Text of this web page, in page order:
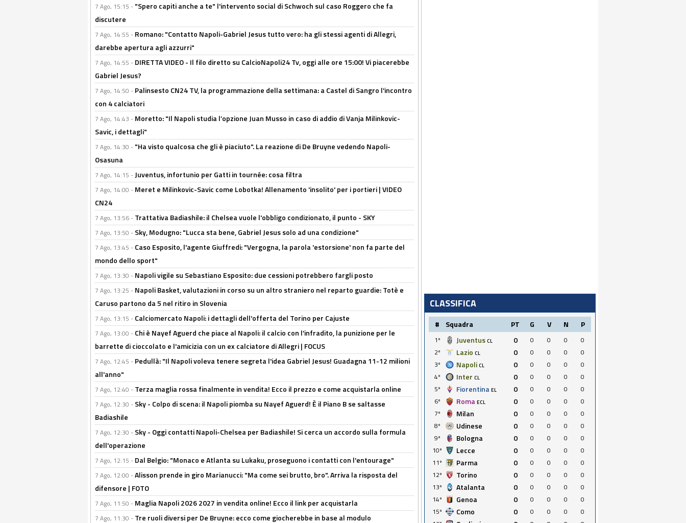
7 Ago, 15:15 - "Spero capiti anche a te" l'intervento social di Schwoch sul caso Roggero che fa
discutere
7 Ago, 14:55 - Romano: "Contatto Napoli-Gabriel Jesus tutto vero: ha gli stessi agenti di Allegri,
darebbe apertura agli azzurri"
7 Ago, 14:55 - DIRETTA VIDEO - Il filo diretto su CalcioNapoli24 Tv, oggi alle ore 15:00! Vi piacerebbe
Gabriel Jesus?
7 Ago, 14:50 - Palinsesto CN24 TV, la programmazione della settimana: a Castel di Sangro l'incontro
con 4 calciatori
7 Ago, 14:43 - Moretto: "Il Napoli studia l’opzione Juan Musso in caso di addio di Vanja Milinkovic-
Savic, i dettagli"
7 Ago, 14:30 - "Ha visto qualcosa che gli è piaciuto". La reazione di De Bruyne vedendo Napoli-
Osasuna
7 Ago, 14:15 - Juventus, infortunio per Gatti in tournée: cosa filtra
7 Ago, 14:00 - Meret e Milinkovic-Savic come Lobotka! Allenamento 'insolito' per i portieri | VIDEO
CN24
7 Ago, 13:56 - Trattativa Badiashile: il Chelsea vuole l'obbligo condizionato, il punto - SKY
7 Ago, 13:50 - Sky, Modugno: "Lucca sta bene, Gabriel Jesus solo ad una condizione"
7 Ago, 13:45 - Caso Esposito, l'agente Giuffredi: "Vergogna, la parola 'estorsione' non fa parte del
mondo dello sport"
7 Ago, 13:30 - Napoli vigile su Sebastiano Esposito: due cessioni potrebbero fargli posto
7 Ago, 13:25 - Napoli Basket, valutazioni in corso su un altro straniero nel reparto guardie: Totè e
Caruso partono da 5 nel ritiro in Slovenia
7 Ago, 13:15 - Calciomercato Napoli: i dettagli dell'offerta del Torino per Cajuste
7 Ago, 13:00 - Chi è Nayef Aguerd che piace al Napoli: il calcio con l'infradito, la punizione per le
barrette di cioccolato e l'amicizia con un ex calciatore di Allegri | FOCUS
7 Ago, 12:45 - Pedullà: "Il Napoli voleva tenere segreta l'idea Gabriel Jesus! Guadagna 11-12 milioni
all'anno"
7 Ago, 12:40 - Terza maglia rossa finalmente in vendita! Ecco il prezzo e come acquistarla online
7 Ago, 12:30 - Sky - Colpo di scena: il Napoli piomba su Nayef Aguerd! È il Piano B se saltasse
Badiashile
7 Ago, 12:30 - Sky - Oggi contatti Napoli-Chelsea per Badiashile! Si cerca un accordo sulla formula
dell'operazione
7 Ago, 12:15 - Dal Belgio: "Monaco e Atlanta su Lukaku, proseguono i contatti con l'entourage"
7 Ago, 12:00 -Alisson prende in giro Marianucci: "Ma come sei brutto, bro". Arriva la risposta del
difensore | FOTO
7 Ago, 11:50 - Maglia Napoli 2026 2027 in vendita online! Ecco il link per acquistarla
7 Ago, 11:30 - Tre ruoli diversi per De Bruyne: ecco come giocherebbe in base al modulo
CLASSIFICA
# Squadra PT G V N P
1º Juventus CL 0 0 0 0
0
2º
Lazio CL 0 0 0 0
0
3º
Napoli CL 0 0 0 0
0
4º
Inter CL 0 0 0 0
0
5º
Fiorentina EL 0 0 0 0
0
6º
Roma ECL 0 0 0 0
0
7º
Milan 0 0 0 0
0
8º
Udinese 0 0 0 0
0
9º
Bologna 0 0 0 0
0
10º
Lecce 0 0 0 0
0
11º
Parma 0 0 0 0
0
12º
Torino 0 0 0 0
0
13º
Atalanta 0 0 0 0
0
14º
Genoa 0 0 0 0
0
15º
Como 0 0 0 0
0